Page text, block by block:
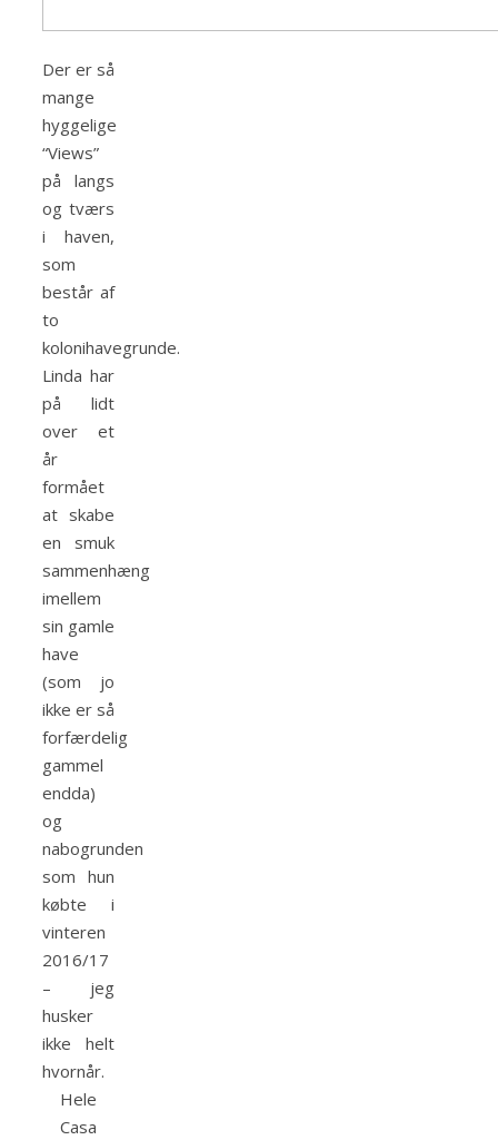
Der er så
mange
hyggelige
“Views”
på langs
og tværs
i haven,
som
består af
to
kolonihavegrunde.
Linda har
på lidt
over et
år
formået
at skabe
en smuk
sammenhæng
imellem
sin gamle
have
(som jo
ikke er så
forfærdelig
gammel
endda)
og
nabogrunden
som hun
købte i
vinteren
2016/17
– jeg
husker
ikke helt
hvornår.
Hele
Casa